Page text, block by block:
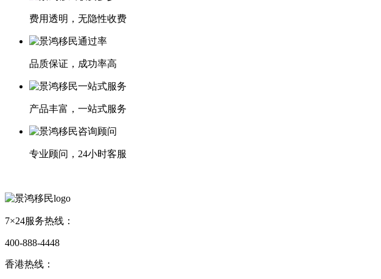
费用透明，无隐性收费
品质保证，成功率高
产品丰富，一站式服务
专业顾问，24小时客服
7×24服务热线：
400-888-4448
香港热线：